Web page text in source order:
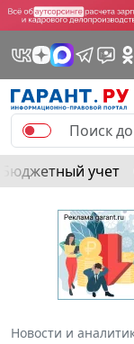
Бюджетный учет
Новости и